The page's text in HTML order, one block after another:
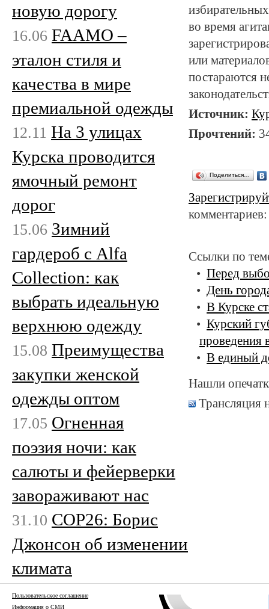
во время
или
постараются
Источник:
Прочтений:
Поделиться…
Ссылки по
Перед
День
В Курске
Курский
проведения
В единый
Нашли
Трансляция
новую дорогу
16.06 FAAMO –
эталон стиля и
качества в мире
премиальной одежды
12.11 На 3 улицах
Курска проводится
ямочный ремонт
дорог
15.06 Зимний
гардероб с Alfa
Collection: как
выбрать идеальную
верхнюю одежду
15.08 Преимущества
закупки женской
одежды оптом
17.05 Огненная
поэзия ночи: как
салюты и фейерверки
завораживают нас
31.10 COP26: Борис
Джонсон об изменении
климата
Пользовательское соглашение
Информация о СМИ